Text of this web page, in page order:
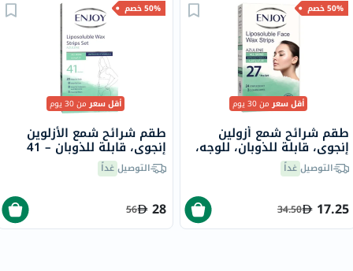
50% خصم
أقل سعرمن 30 يوم
طقم شرائح شمع أزولين
إنجوي، قابلة للذوبان، للوجه،
27 شريحةالتوصيلغداً
17.25
34.50
50% خصم
أقل سعرمن 30 يوم
طقم شرائح شمع الأزلوين
إنجوي، قابلة للذوبان – 41
قطعةالتوصيلغداً
28
56